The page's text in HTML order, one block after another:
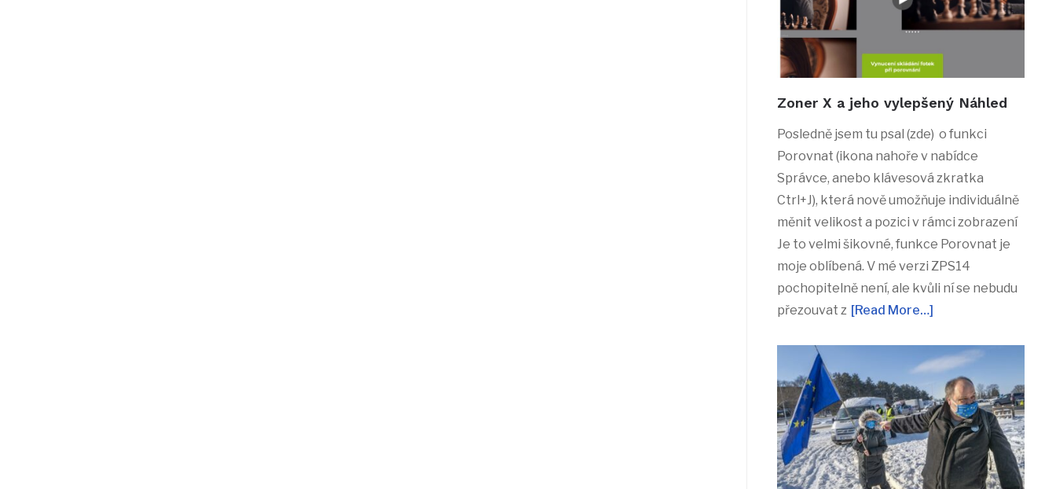
Zoner X a jeho vylepšený Náhled
Posledně jsem tu psal (zde) o funkci
Porovnat (ikona nahoře v nabídce
Správce, anebo klávesová zkratka
Ctrl+J), která nově umožňuje individuálně
měnit velikost a pozici v rámci zobrazení
Je to velmi šikovné, funkce Porovnat je
moje oblíbená. V mé verzi ZPS14
pochopitelně není, ale kvůli ní se nebudu
přezouvat z [Read More…]